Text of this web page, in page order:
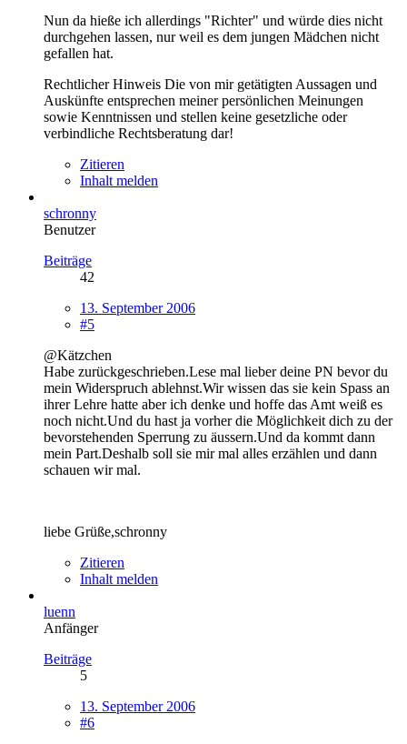
Nun da hieße ich allerdings "Richter" und würde dies nicht
durchgehen lassen, nur weil es dem jungen Mädchen nicht
gefallen hat.
Rechtlicher Hinweis Die von mir getätigten Aussagen und
Auskünfte entsprechen meiner persönlichen Meinungen
sowie Kenntnissen und stellen keine gesetzliche oder
verbindliche Rechtsberatung dar!
Zitieren
Inhalt melden
schronny
Benutzer
Beiträge
42
13. September 2006
#5
@Kätzchen
Habe zurückgeschrieben.Lese mal lieber deine PN bevor du
mein Widerspruch ablehnst.Wir wissen das sie kein Spass an
ihrer Lehre hatte aber ich denke und hoffe das Amt weiß es
noch nicht.Und du hast ja vorher die Möglichkeit dich zu der
bevorstehenden Sperrung zu äussern.Und da kommt dann
mein Part.Deshalb soll sie mir mal alles erzählen und dann
schauen wir mal.
liebe Grüße,schronny
Zitieren
Inhalt melden
luenn
Anfänger
Beiträge
5
13. September 2006
#6